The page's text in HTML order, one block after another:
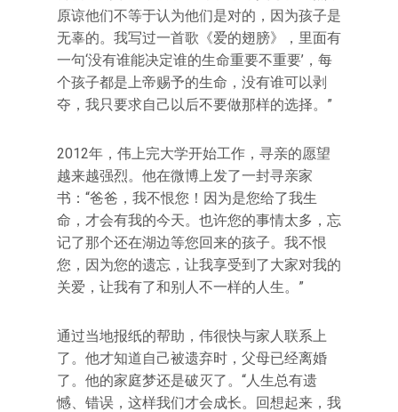
原谅他们不等于认为他们是对的，因为孩子是
无辜的。我写过一首歌《爱的翅膀》，里面有
一句‘没有谁能决定谁的生命重要不重要’，每
个孩子都是上帝赐予的生命，没有谁可以剥
夺，我只要求自己以后不要做那样的选择。”
2012年，伟上完大学开始工作，寻亲的愿望
越来越强烈。他在微博上发了一封寻亲家
书：“爸爸，我不恨您！因为是您给了我生
命，才会有我的今天。也许您的事情太多，忘
记了那个还在湖边等您回来的孩子。我不恨
您，因为您的遗忘，让我享受到了大家对我的
关爱，让我有了和别人不一样的人生。”
通过当地报纸的帮助，伟很快与家人联系上
了。他才知道自己被遗弃时，父母已经离婚
了。他的家庭梦还是破灭了。“人生总有遗
憾、错误，这样我们才会成长。回想起来，我